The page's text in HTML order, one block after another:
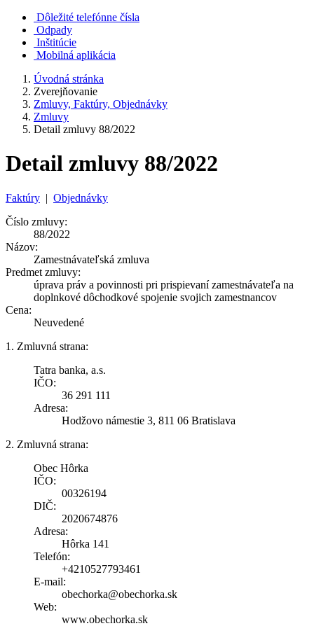
Dôležité telefónne čísla
Odpady
Inštitúcie
Mobilná aplikácia
Úvodná stránka
Zverejňovanie
Zmluvy, Faktúry, Objednávky
Zmluvy
Detail zmluvy 88/2022
Detail zmluvy 88/2022
Faktúry | Objednávky
Číslo zmluvy:
88/2022
Názov:
Zamestnávateľská zmluva
Predmet zmluvy:
úprava práv a povinnosti pri prispievaní zamestnávateľa na
doplnkové dôchodkové spojenie svojich zamestnancov
Cena:
Neuvedené
1. Zmluvná strana:
Tatra banka, a.s.
IČO:
36 291 111
Adresa:
Hodžovo námestie 3, 811 06 Bratislava
2. Zmluvná strana:
Obec Hôrka
IČO:
00326194
DIČ:
2020674876
Adresa:
Hôrka 141
Telefón:
+4210527793461
E-mail:
obechorka@obechorka.sk
Web:
www.obechorka.sk